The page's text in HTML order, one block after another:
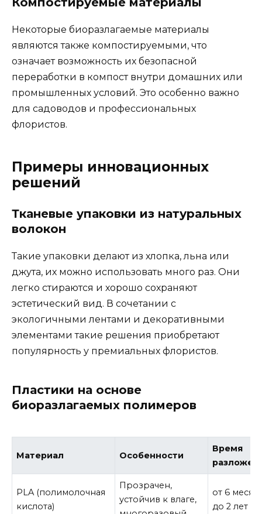
Некоторые биоразлагаемые материалы
являются также компостируемыми, что
означает возможность их безопасной
переработки в компост внутри домашних или
промышленных условий. Это особенно важно
для садоводов и профессиональных
флористов.
Примеры инновационных
решений
Тканевые упаковки из натуральных
волокон
Такие упаковки делают из хлопка, льна или
джута, их можно использовать много раз. Они
легко стираются и хорошо сохраняют
эстетический вид. В сочетании с
экологичными лентами и декоративными
элементами такие решения приобретают
популярность у премиальных флористов.
Пластики на основе
биоразлагаемых полимеров
Материал Особенности
Время
PLA (полимолочная
кислота)
Прозрачен,
устойчив к влаге,
от 6
до 2 лет